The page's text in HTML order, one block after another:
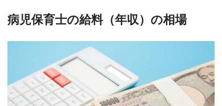
病児保育士の給料（年収）の相場